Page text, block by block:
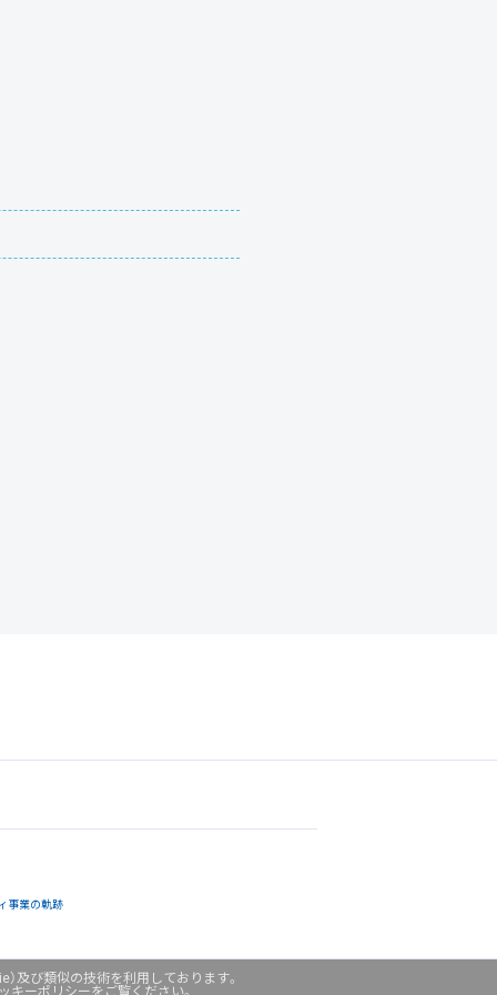
及び類似の技術を利用しております。
キーポリシーをご覧ください。
事業の軌跡